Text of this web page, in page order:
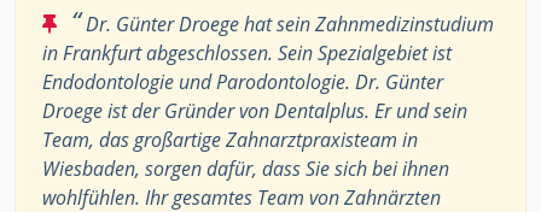
“Dr. Günter Droege hat sein Zahnmedizinstudium
in Frankfurt abgeschlossen. Sein Spezialgebiet ist
Endodontologie und Parodontologie. Dr. Günter
Droege ist der Gründer von Dentalplus. Er und sein
Team, das großartige Zahnarztpraxisteam in
Wiesbaden, sorgen dafür, dass Sie sich bei ihnen
wohlfühlen. Ihr gesamtes Team von Zahnärzten